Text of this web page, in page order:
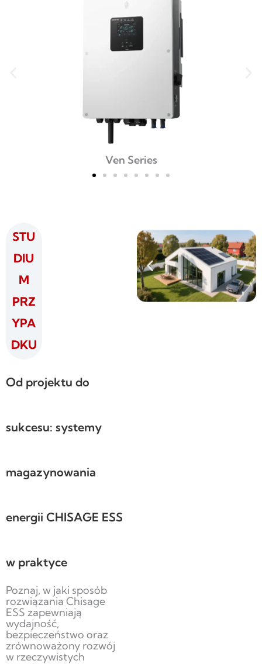
Ven Series
STU
DIU
M
PRZ
YPA
DKU
Od projektu do
sukcesu: systemy
magazynowania
energii CHISAGE ESS
w praktyce
Poznaj, w jaki sposób
rozwiązania Chisage
ESS zapewniają
wydajność,
bezpieczeństwo oraz
zrównoważony rozwój
w rzeczywistych